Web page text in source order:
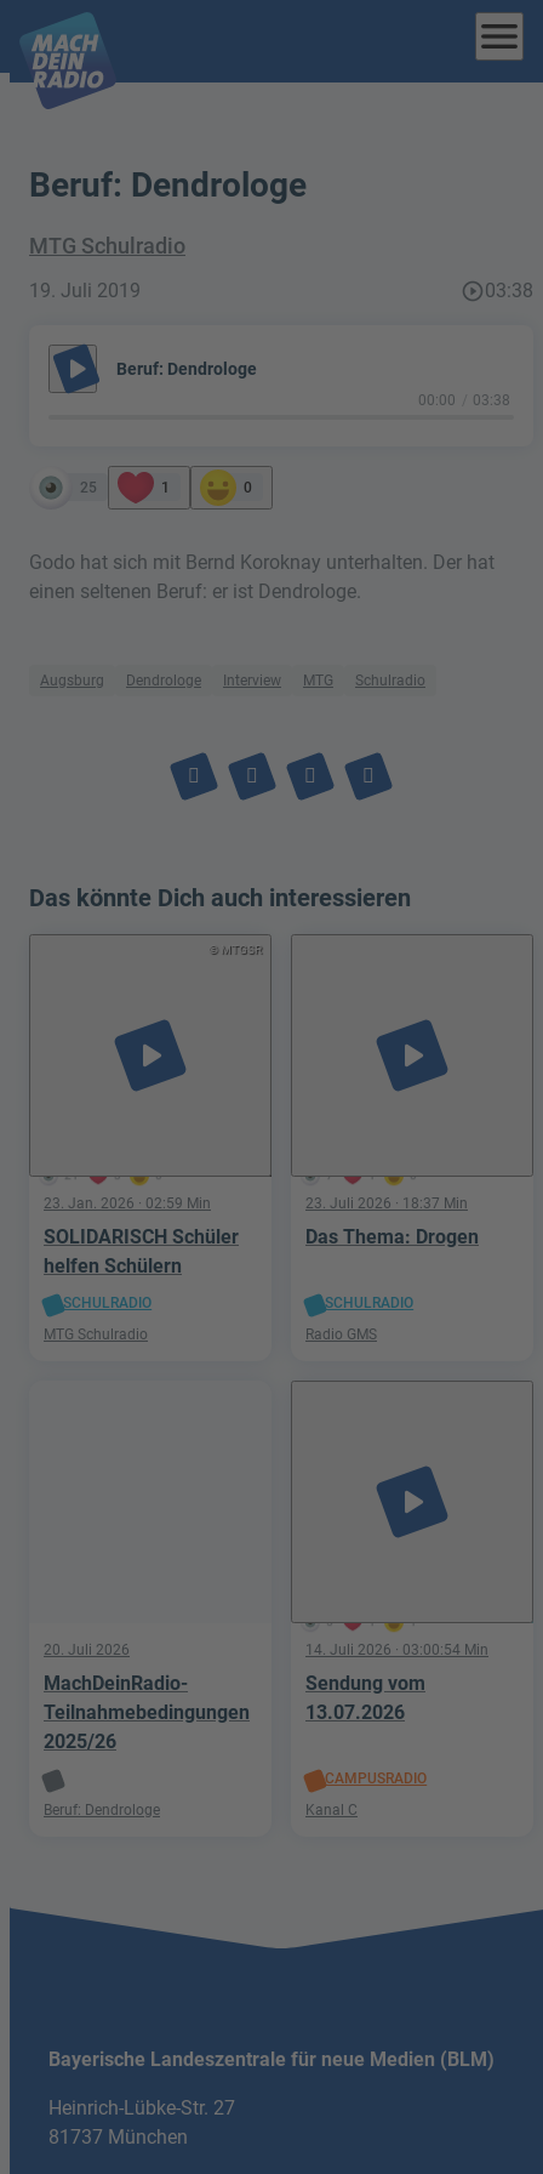
menu
Beruf: Dendrologe
MTG Schulradio
19. Juli 2019 play_circle_outline03:38
play_arrow Beruf: Dendrologe
00:00 03:38
25 1 0
Godo hat sich mit Bernd Koroknay unterhalten. Der hat
einen seltenen Beruf: er ist Dendrologe.
Augsburg Dendrologe Interview MTG Schulradio
Das könnte Dich auch interessieren
© MTGSR
21 3 0
play_arrow
23. Jan. 2026 · 02:59 Min
SOLIDARISCH Schüler
helfen Schülern
SCHULRADIO
MTG Schulradio
7 1 0
play_arrow
23. Juli 2026 · 18:37 Min
Das Thema: Drogen
SCHULRADIO
Radio GMS
20. Juli 2026
MachDeinRadio-
Teilnahmebedingungen
2025/26
Beruf: Dendrologe
5 1 1
play_arrow
14. Juli 2026 · 03:00:54 Min
Sendung vom
13.07.2026
CAMPUSRADIO
Kanal C
Bayerische Landeszentrale für neue Medien (BLM)
Heinrich-Lübke-Str. 27
81737 München